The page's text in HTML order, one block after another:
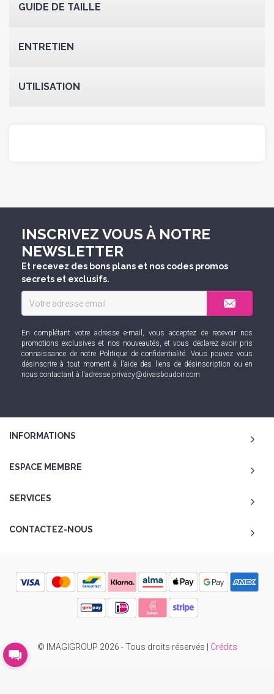
GUIDE DE TAILLE
ENTRETIEN
UTILISATION
INSCRIVEZ VOUS À NOTRE
NEWSLETTER
Et recevez des bons plans et nos codes promos
secrets et exclusifs.
En complétant votre adresse e-mail, vous acceptez de recevoir nos
promotions exclusives et nos nouveautés, et vous déclarez avoir pris
connaissance de notre Politique de confidentialité. Vous pouvez vous
désinscrire à tout moment à l'aide des liens de désinscription ou en
nous contactant à l'adresse privacy@divasboudoir.com
INFORMATIONS
ESPACE MEMBRE
SERVICES
CONTACTEZ-NOUS
© IMAGIGROUP 2026 - Tous droits réservés | Crédits